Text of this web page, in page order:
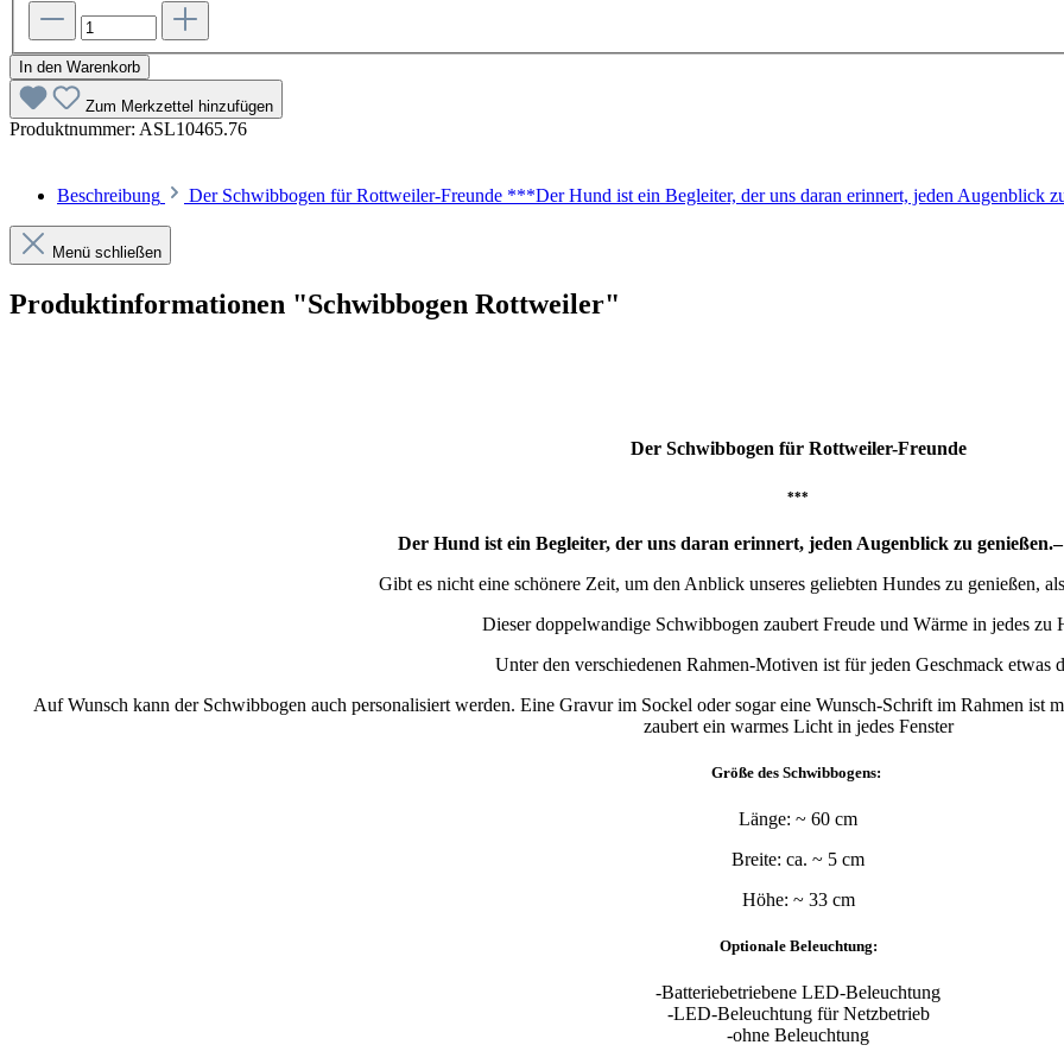
In den Warenkorb
Zum Merkzettel hinzufügen
Produktnummer: ASL10465.76
Beschreibung Der Schwibbogen für Rottweiler-Freunde ***Der Hund ist ein Begleiter, der uns daran erinnert, jeden Augenblick
Menü schließen
Produktinformationen "Schwibbogen Rottweiler"
Der Schwibbogen für Rottweiler-Freunde
***
Der Hund ist ein Begleiter, der uns daran erinnert, jeden Augenblick zu
Gibt es nicht eine schönere Zeit, um den Anblick unseres geliebten Hundes zu genießen,
Dieser doppelwandige Schwibbogen zaubert Freude und Wärme in jedes zu
Unter den verschiedenen Rahmen-Motiven ist für jeden Geschmack etwas
Auf Wunsch kann der Schwibbogen auch personalisiert werden. Eine Gravur im Sockel oder sogar eine Wunsch-Schrift im Rahmen ist
zaubert ein warmes Licht in jedes Fenster
Größe des Schwibbogens:
Länge: ~ 60 cm
Breite: ca. ~ 5 cm
Höhe: ~ 33 cm
Optionale Beleuchtung:
-Batteriebetriebene LED-Beleuchtung
-LED-Beleuchtung für Netzbetrieb
-ohne Beleuchtung